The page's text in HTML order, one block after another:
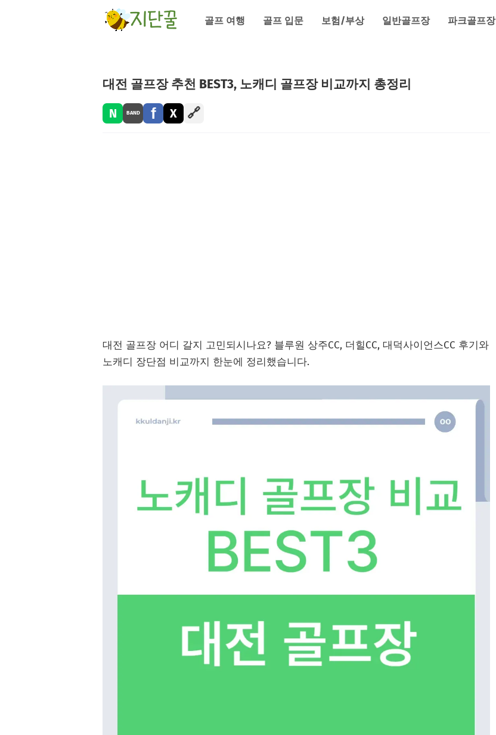
골프 여행 골프 입문 보험/부상 일반골프장 파크골프장
대전 골프장 추천 BEST3, 노캐디 골프장 비교까지 총정리
N BAND f X 🔗
대전 골프장 어디 갈지 고민되시나요? 블루원 상주CC, 더힐CC, 대덕사이언스CC 후기와
노캐디 장단점 비교까지 한눈에 정리했습니다.